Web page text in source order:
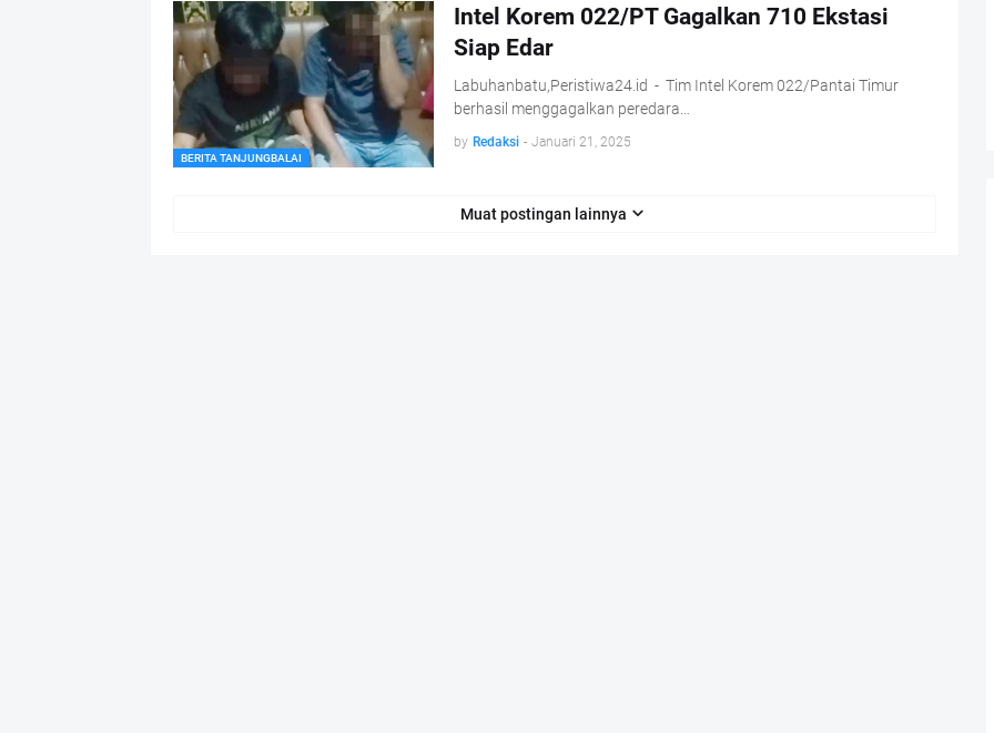
BERITA TANJUNGBALAI
Intel Korem 022/PT Gagalkan 710 Ekstasi
Siap Edar
Labuhanbatu,Peristiwa24.id - Tim Intel Korem 022/Pantai Timur
berhasil menggagalkan peredara…
by Redaksi - Januari 21, 2025
Muat postingan lainnya